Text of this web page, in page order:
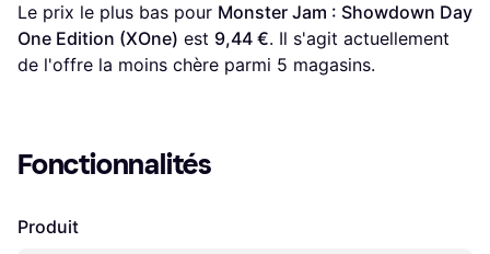
Le prix le plus bas pour Monster Jam : Showdown Day
One Edition (XOne) est 9,44 €. Il s'agit actuellement
de l'offre la moins chère parmi 5 magasins.
Fonctionnalités
Produit